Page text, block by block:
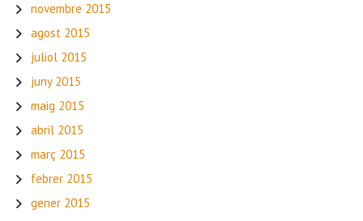
novembre 2015
agost 2015
juliol 2015
juny 2015
maig 2015
abril 2015
març 2015
febrer 2015
gener 2015